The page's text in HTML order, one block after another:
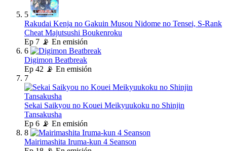
5
Rakudai Kenja no Gakuin Musou Nidome no Tensei, S-Rank
Cheat Majutsushi Boukenroku
Ep 7 📡 En emisión
6
Digimon Beatbreak
Ep 42 📡 En emisión
7
Sekai Saikyou no Kouei Meikyuukoku no Shinjin
Tansakusha
Ep 6 📡 En emisión
8
Mairimashita Iruma-kun 4 Seanson